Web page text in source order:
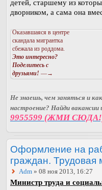
детей, старшему из
дворником, а сама она
Оказавшаяся в центре
скандала мигрантка
сбежала из роддома.
Это интересно?
Поделитесь с
друзьями! —→
Не знаешь, чем заняться и
настроение? Найди
9955599 (ЖМИ
Оформление на
граждан. Трудовая
Adm » 08 ноя 2013, 16:27
Министр труда и